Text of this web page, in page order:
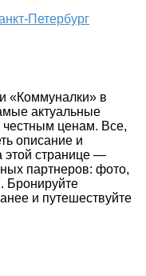
Петербург
«Коммуналки» в
актуальные
ценам. Все,
описание и
этой странице —
партнеров: фото,
Бронируйте
и путешествуйте